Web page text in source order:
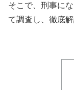
そこで、刑事に
て調査し、徹底解